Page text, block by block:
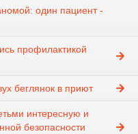
один пациент -
профилактикой
беглянок в приют
интересную и
безопасности